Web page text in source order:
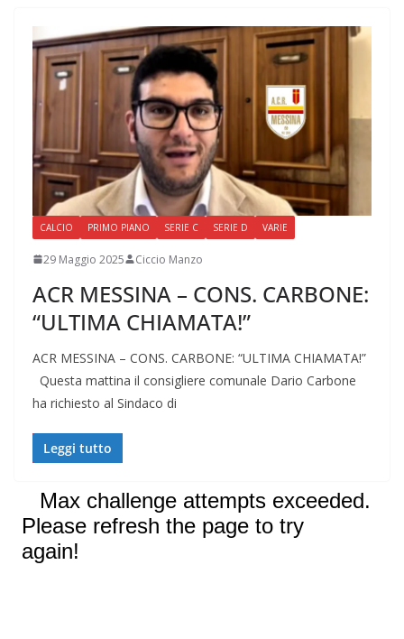
CALCIO PRIMO PIANO SERIE C SERIE D VARIE
29 Maggio 2025 Ciccio Manzo
ACR MESSINA – CONS. CARBONE:
“ULTIMA CHIAMATA!”
ACR MESSINA – CONS. CARBONE: “ULTIMA CHIAMATA!”
Questa mattina il consigliere comunale Dario Carbone
ha richiesto al Sindaco di
Leggi tutto